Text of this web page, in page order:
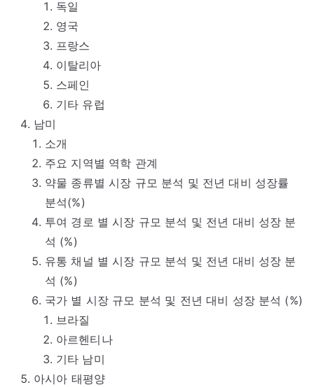
독일
영국
프랑스
이탈리아
스페인
기타 유럽
남미
소개
주요 지역별 역학 관계
약물 종류별 시장 규모 분석 및 전년 대비 성장률
분석(%)
투여 경로 별 시장 규모 분석 및 전년 대비 성장 분
석 (%)
유통 채널 별 시장 규모 분석 및 전년 대비 성장 분
석 (%)
국가 별 시장 규모 분석 및 전년 대비 성장 분석 (%)
브라질
아르헨티나
기타 남미
아시아 태평양